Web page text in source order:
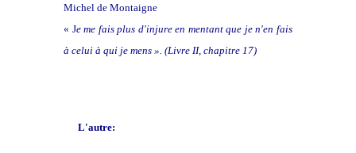
Michel de Montaigne
« Je me fais plus d'injure en mentant que je n'en fais
à celui à qui je mens ». (Livre II, chapitre 17)
L'autre: